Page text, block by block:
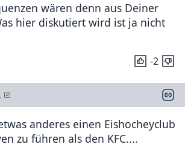
wären denn aus Deiner
hier diskutiert wird ist ja nicht
-2
anderes einen Eishocheyclub
zu führen als den KFC....